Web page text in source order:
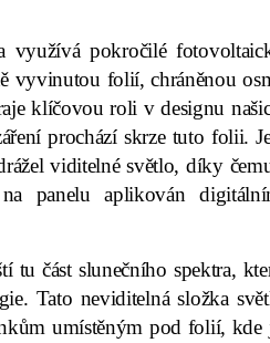
využívá pokročilé
vyvinutou folií, chráněnou
klíčovou roli v designu
prochází skrze tuto folii.
viditelné světlo, díky
panelu aplikován
tu část slunečního spektra,
Tato neviditelná složka
umístěným pod folií, kde